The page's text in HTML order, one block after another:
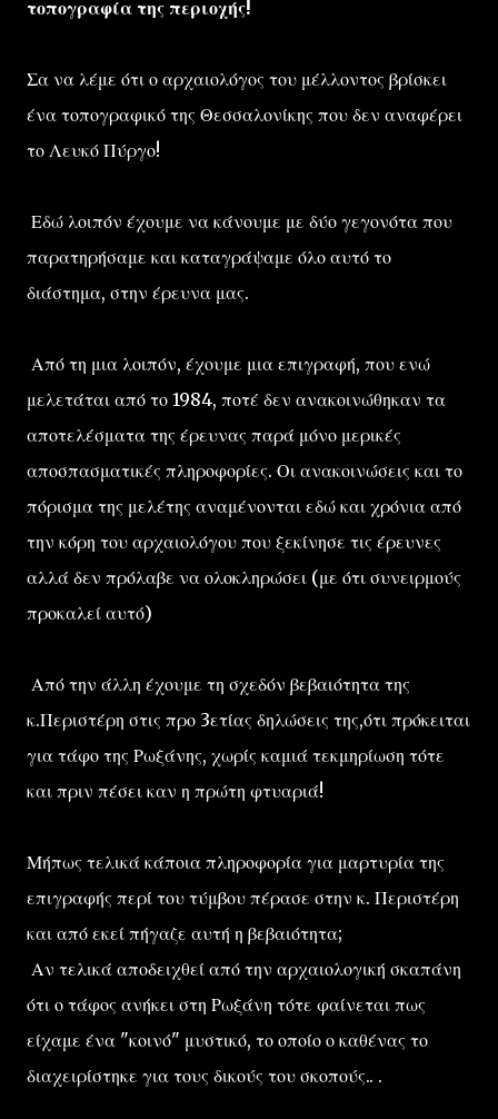
τοπογραφία της περιοχής!
Σα να λέμε ότι ο αρχαιολόγος του μέλλοντος βρίσκει
ένα τοπογραφικό της Θεσσαλονίκης που δεν αναφέρει
το Λευκό Πύργο!
Εδώ λοιπόν έχουμε να κάνουμε με δύο γεγονότα που
παρατηρήσαμε και καταγράψαμε όλο αυτό το
διάστημα, στην έρευνα μας.
Από τη μια λοιπόν, έχουμε μια επιγραφή, που ενώ
μελετάται από το 1984, ποτέ δεν ανακοινώθηκαν τα
αποτελέσματα της έρευνας παρά μόνο μερικές
αποσπασματικές πληροφορίες. Οι ανακοινώσεις και το
πόρισμα της μελέτης αναμένονται εδώ και χρόνια από
την κόρη του αρχαιολόγου που ξεκίνησε τις έρευνες
αλλά δεν πρόλαβε να ολοκληρώσει (με ότι συνειρμούς
προκαλεί αυτό)
Από την άλλη έχουμε τη σχεδόν βεβαιότητα της
κ.Περιστέρη στις προ 3ετίας δηλώσεις της,ότι πρόκειται
για τάφο της Ρωξάνης, χωρίς καμιά τεκμηρίωση τότε
και πριν πέσει καν η πρώτη φτυαριά!
Μήπως τελικά κάποια πληροφορία για μαρτυρία της
επιγραφής περί του τύμβου πέρασε στην κ. Περιστέρη
και από εκεί πήγαζε αυτή η βεβαιότητα;
Αν τελικά αποδειχθεί από την αρχαιολογική σκαπάνη
ότι ο τάφος ανήκει στη Ρωξάνη τότε φαίνεται πως
είχαμε ένα "κοινό" μυστικό, το οποίο ο καθένας το
διαχειρίστηκε για τους δικούς του σκοπούς.. .